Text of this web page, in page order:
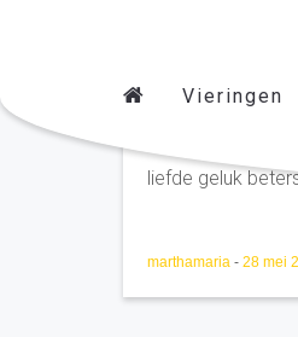
Vieringen
liefde geluk
marthamaria - 28 mei